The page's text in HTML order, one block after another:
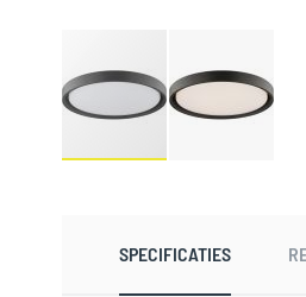
SPECIFICATIES